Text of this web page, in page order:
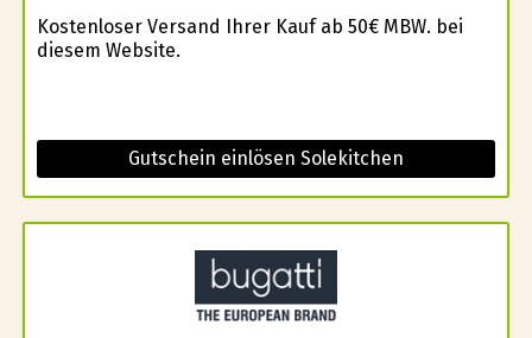
Kostenloser Versand Ihrer Kauf ab 50€ MBW. bei
diesem Website.
Gutschein einlösen Solekitchen